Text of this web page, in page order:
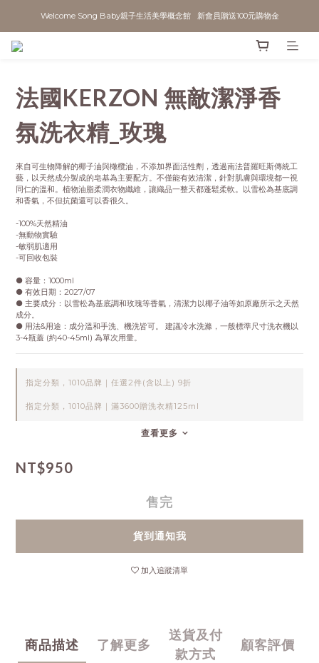
Welcome Song Baby親子生活美學概念館   新會員贈送100元購物金
法國KERZON 無敵潔淨香
氛洗衣精_玫瑰
來自可生物降解的椰子油與橄欖油，不添加界面活性劑，透過南法普羅旺斯傳統工
藝，以天然成分製成的皂基為主要配方。不僅能有效清潔，針對肌膚與環境都一視
同仁的溫和。植物油脂柔潤衣物纖維，讓織品一整天都蓬鬆柔軟。以雪松為基底調
和香氣，不但抗菌還可以香很久。
-100%天然精油
-無動物實驗
-敏弱肌適用
-可回收包裝
● 容量：1000ml
● 有效日期：2027/07
● 主要成分：以雪松為基底調和玫瑰等香氣，清潔力以椰子油等如原廠所示之天然
成分。
● 用法&用途：成分溫和手洗、機洗皆可。 建議冷水洗滌，一般標準尺寸洗衣機以
3-4瓶蓋 (約40-45ml) 為單次用量。
指定分類，1010品牌｜任選2件(含以上) 9折
指定分類，1010品牌｜滿3600贈洗衣精125ml
查看更多
NT$950
售完
貨到通知我
加入追蹤清單
商品描述 了解更多
送貨及付
款方式
顧客評價